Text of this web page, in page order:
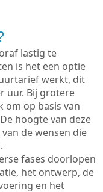
lastig te
is het een optie
werkt, dit
uur. Bij grotere
om op basis van
hoogte van deze
de wensen die
fases doorlopen
het ontwerp, de
en het